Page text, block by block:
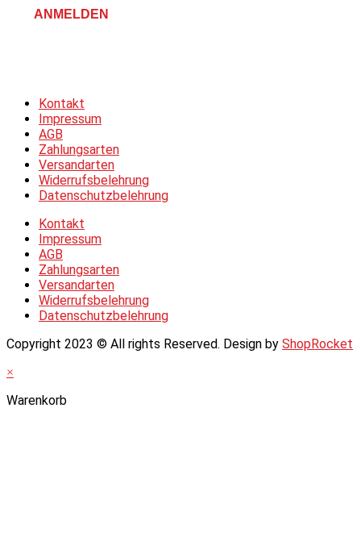
ANMELDEN
Kontakt
Impressum
AGB
Zahlungsarten
Versandarten
Widerrufsbelehrung
Datenschutzbelehrung
Kontakt
Impressum
AGB
Zahlungsarten
Versandarten
Widerrufsbelehrung
Datenschutzbelehrung
Copyright 2023 © All rights Reserved. Design by ShopRocket
×
Warenkorb